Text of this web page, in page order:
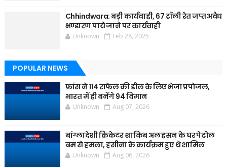
Chhindwara: बड़ी कार्यवाही, 67 ट्रॉली रेत जप्त अवैध
भण्डारण पाये जाने पर कार्यवाही
Unknown Feb 28, 2025
POPULAR NEWS
फ्रांस ने 114 राफेल की डील के लिए भेजा प्रपोजल,
भारत में ही बनेंगे 94 विमान
Unknown Aug 07, 2026
बांग्लादेशी क्रिकेटर शाकिब अल हसन के घर पेट्रोल
बम से हमला, हसीना के कार्यक्रम हुए थे शामिल
Unknown Aug 06, 2026